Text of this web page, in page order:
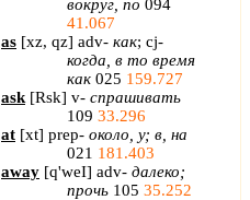
вокруг, по 094
41.067
as [xz, qz] adv- как; cj-
когда, в то время
как 025 159.727
ask [Rsk] v- спрашивать
109 33.296
at [xt] prep- около, у; в, на
021 181.403
away [q'weI] adv- далеко;
прочь 105 35.252